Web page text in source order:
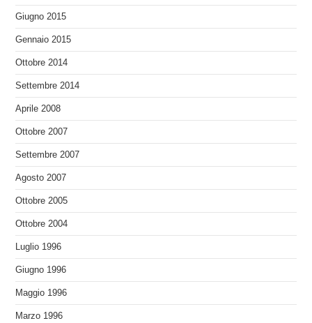
Giugno 2015
Gennaio 2015
Ottobre 2014
Settembre 2014
Aprile 2008
Ottobre 2007
Settembre 2007
Agosto 2007
Ottobre 2005
Ottobre 2004
Luglio 1996
Giugno 1996
Maggio 1996
Marzo 1996